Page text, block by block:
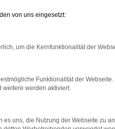
in
Bei einer VW Polo
passenden Fahrzeug ist,
Zulassung des
denn schließlich
wurde.
von uns eingesetzt:
um die Kernfunktionalität der
Funktionalität der
weitere werden aktiviert.
es uns, die Nutzung der Webseite zu